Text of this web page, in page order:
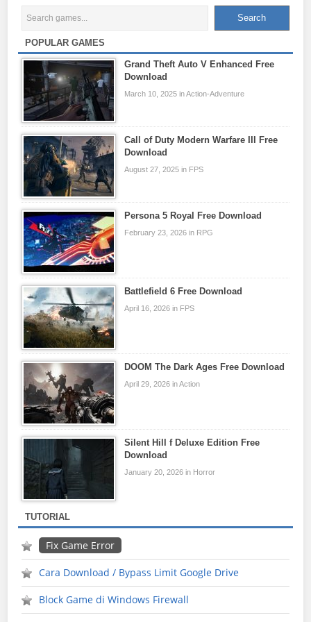
POPULAR GAMES
Grand Theft Auto V Enhanced Free
Download
March 10, 2025 in Action-Adventure
Call of Duty Modern Warfare III Free
Download
August 27, 2025 in FPS
Persona 5 Royal Free Download
February 23, 2026 in RPG
Battlefield 6 Free Download
April 16, 2026 in FPS
DOOM The Dark Ages Free Download
April 29, 2026 in Action
Silent Hill f Deluxe Edition Free
Download
January 20, 2026 in Horror
TUTORIAL
Fix Game Error
Cara Download / Bypass Limit Google Drive
Block Game di Windows Firewall